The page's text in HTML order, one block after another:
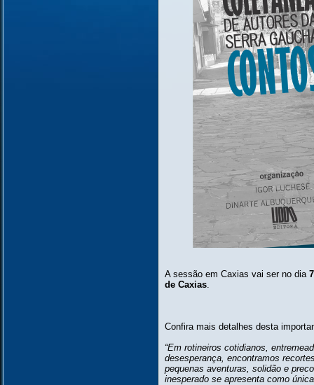
A sessão em Caxias vai ser no dia
de Caxias.
Confira mais detalhes desta
“Em rotineiros cotidianos,
desesperança, encontramos
pequenas aventuras, solidão e
inesperado se apresenta como